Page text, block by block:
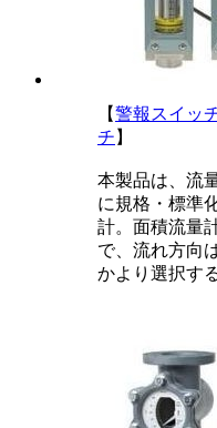
【警報スイッ
チ 】
本製品は、流
に規格・標準
計。面積流量
で、流れ方向
かより選択す